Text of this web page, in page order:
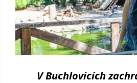
V Buchlovicích